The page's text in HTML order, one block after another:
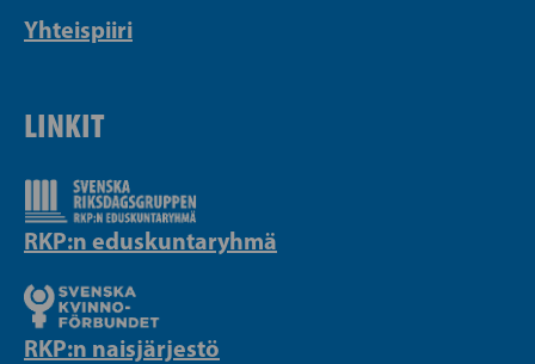
Yhteispiiri
LINKIT
RKP:n eduskuntaryhmä
RKP:n naisjärjestö